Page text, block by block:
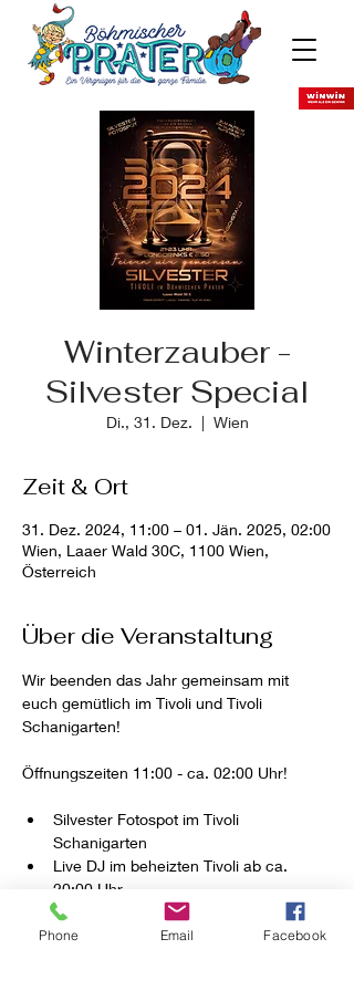
Winterzauber -
Silvester Special
Di., 31. Dez.
  |
Wien
Zeit & Ort
31. Dez. 2024, 11:00 – 01. Jän. 2025, 02:00
Wien, Laaer Wald 30C, 1100 Wien,
Österreich
Über die Veranstaltung
Wir beenden das Jahr gemeinsam mit
euch gemütlich im Tivoli und Tivoli
Schanigarten!
Öffnungszeiten 11:00 - ca. 02:00 Uhr!
Silvester Fotospot im Tivoli
Schanigarten
Live DJ im beheizten Tivoli ab ca.
20:00 Uhr
Karaoke
Play my Song
Phone Email Facebook